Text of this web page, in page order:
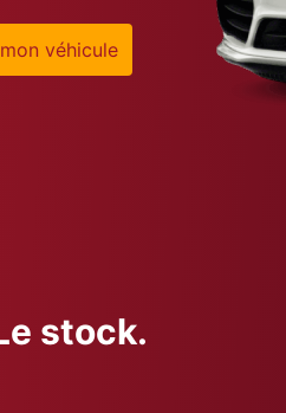
véhicule
stock.